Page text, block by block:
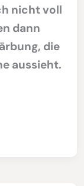
nicht voll
dann
die
aussieht.